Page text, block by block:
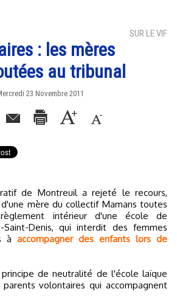
SUR LE VIF
: les mères
au tribunal
23 Novembre 2011
mère du collectif Mamans toutes
intérieur d'une école de
Saint-Denis, qui interdit des femmes
à accompagner des enfants lors de
de neutralité de l'école laïque
volontaires qui accompagnent